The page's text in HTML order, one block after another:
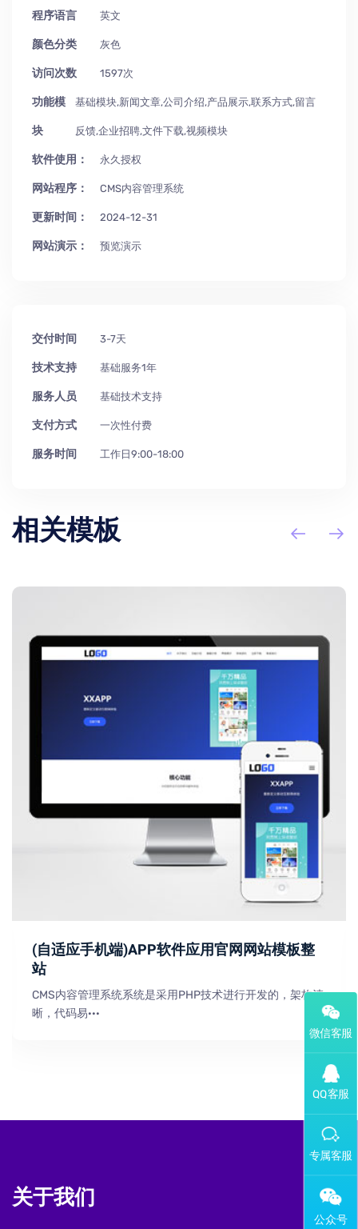
程序语言 英文
颜色分类 灰色
访问次数 1597次
功能模
块
基础模块,新闻文章,公司介绍,产品展示,联系方式,留言
反馈,企业招聘,文件下载,视频模块
软件使用： 永久授权
网站程序： CMS内容管理系统
更新时间： 2024-12-31
网站演示： 预览演示
交付时间 3-7天
技术支持 基础服务1年
服务人员 基础技术支持
支付方式 一次性付费
服务时间 工作日9:00-18:00
相关模板
(自适应手机端)APP软件应用官网网站模板整
站
CMS内容管理系统系统是采用PHP技术进行开发的，架构清
晰，代码易···
关于我们